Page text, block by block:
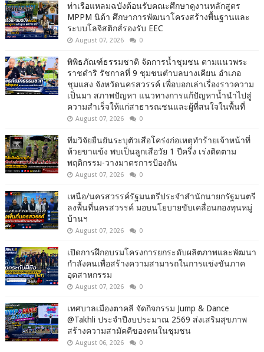
ท่าเรือแหลมฉบังต้อนรับคณะศึกษาดูงานหลักสูตร
MPPM นิด้า ศึกษาการพัฒนาโครงสร้างพื้นฐานและ
ระบบโลจิสติกส์รองรับ EEC
August 07, 2026 0
พิพิธภัณฑ์ธรรมชาติ จัดการน้ำชุมชน ตามแนวพระ
ราชดำริ รัชกาลที่ 9 ชุมชนตำบลบางเคียน อำเภอ
ชุมแสง จังหวัดนครสวรรค์ เพื่อบอกเล่าเรื่องราวความ
เป็นมา สภาพปัญหา แนวทางการแก้ปัญหาน้ำนำไปสู่
ความสำเร็จให้แก่สาธารณชนและผู้ที่สนใจในพื้นที่
August 07, 2026 0
ทีมวิจัยยืนยันระบุตัวเสือโคร่งก่อเหตุทำร้ายเจ้าหน้าที่
ห้วยขาแข้ง พบเป็นลูกเสือวัย 1 ปีครึ่ง เร่งติดตาม
พฤติกรรม-วางมาตรการป้องกัน
August 07, 2026 0
เหนือ/นครสวรรค์รัฐมนตรีประจำสำนักนายกรัฐมนตรี
ลงพื้นที่นครสวรรค์ มอบนโยบายขับเคลื่อนกองทุนหมู่
บ้านฯ
August 07, 2026 0
เปิดการฝึกอบรมโครงการยกระดับผลิตภาพและพัฒนา
กำลังคนเพื่อสร้างความสามารถในการแข่งขันภาค
อุตสาหกรรม
August 07, 2026 0
เทศบาลเมืองตาคลี จัดกิจกรรม Jump & Dance
@Takhli ประจำปีงบประมาณ 2569 ส่งเสริมสุขภาพ
สร้างความสามัคคีของคนในชุมชน
August 06, 2026 0